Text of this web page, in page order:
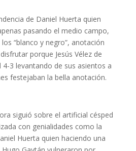
de Daniel Huerta quien
pasando el medio campo,
“blanco y negro”, anotación
porque Jesús Vélez de
3 levantando de sus asientos a
festejaban la bella anotación.
siguió sobre el artificial césped
con genialidades como la
Huerta quien haciendo una